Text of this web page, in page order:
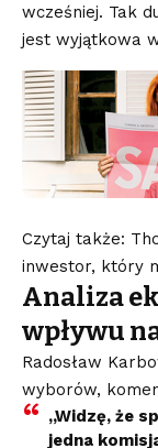
wcześniej. Tak
jest wyjątkowa
Czytaj także:
inwestor, który
Analiza
wpływu
Radosław
wyborów,
„Widzę, że
jedna